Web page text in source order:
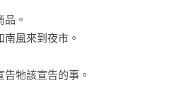
是人的本性。為了找回來，你有
遊詩人——恒川光太郎
靜的溫柔怪談
。
風來到夜市。
牠該宣告的事。